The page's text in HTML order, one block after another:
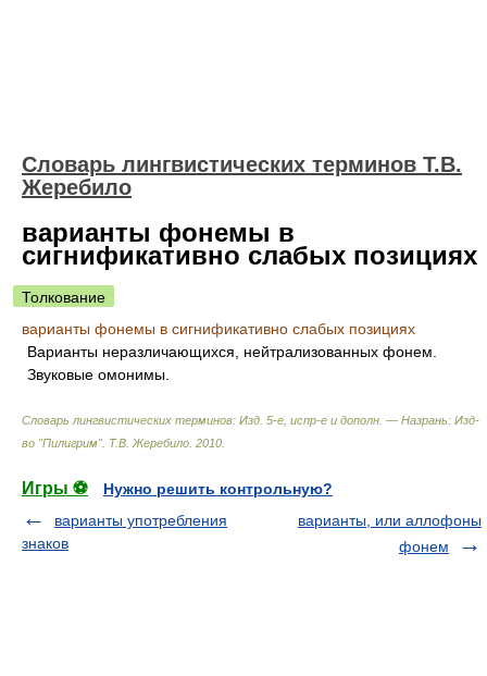
Словарь лингвистических терминов Т.В.
Жеребило
варианты фонемы в
сигнификативно слабых позициях
Толкование
варианты фонемы в сигнификативно слабых позициях
Варианты неразличающихся, нейтрализованных фонем.
Звуковые омонимы.
Словарь лингвистических терминов: Изд. 5-е, испр-е и дополн. — Назрань: Изд-
во "Пилигрим". Т.В. Жеребило 2010
Игры ⚽
Нужно решить контрольную?
варианты употребления
знаков
варианты, или аллофоны
фонем